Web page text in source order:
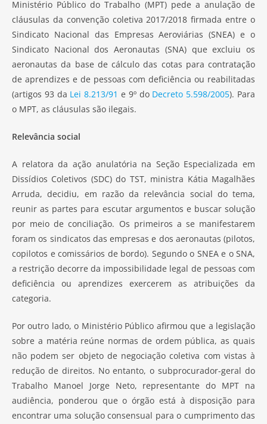
Ministério Público do Trabalho (MPT) pede a anulação de
cláusulas da convenção coletiva 2017/2018 firmada entre o
Sindicato Nacional das Empresas Aeroviárias (SNEA) e o
Sindicato Nacional dos Aeronautas (SNA) que excluiu os
aeronautas da base de cálculo das cotas para contratação
de aprendizes e de pessoas com deficiência ou reabilitadas
(artigos 93 da Lei 8.213/91 e 9º do Decreto 5.598/2005). Para
o MPT, as cláusulas são ilegais.
Relevância social
A relatora da ação anulatória na Seção Especializada em
Dissídios Coletivos (SDC) do TST, ministra Kátia Magalhães
Arruda, decidiu, em razão da relevância social do tema,
reunir as partes para escutar argumentos e buscar solução
por meio de conciliação. Os primeiros a se manifestarem
foram os sindicatos das empresas e dos aeronautas (pilotos,
copilotos e comissários de bordo). Segundo o SNEA e o SNA,
a restrição decorre da impossibilidade legal de pessoas com
deficiência ou aprendizes exercerem as atribuições da
categoria.
Por outro lado, o Ministério Público afirmou que a legislação
sobre a matéria reúne normas de ordem pública, as quais
não podem ser objeto de negociação coletiva com vistas à
redução de direitos. No entanto, o subprocurador-geral do
Trabalho Manoel Jorge Neto, representante do MPT na
audiência, ponderou que o órgão está à disposição para
encontrar uma solução consensual para o cumprimento das